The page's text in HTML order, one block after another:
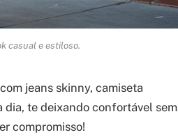
casual e estiloso.
com jeans skinny, camiseta
dia, te deixando confortável sem
compromisso!